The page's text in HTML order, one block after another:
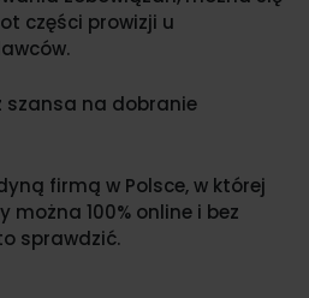
części prowizji u
szansa na dobranie
firmą w Polsce, w której
100% online i bez
sprawdzić.